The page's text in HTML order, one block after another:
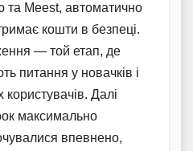
Meest, автоматично
кошти в безпеці.
— той етап, де
питання у новачків і
користувачів. Далі
максимально
впевнено,